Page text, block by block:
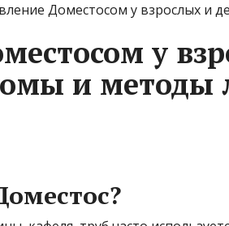
Доместосом у взрослых и
у
и методы